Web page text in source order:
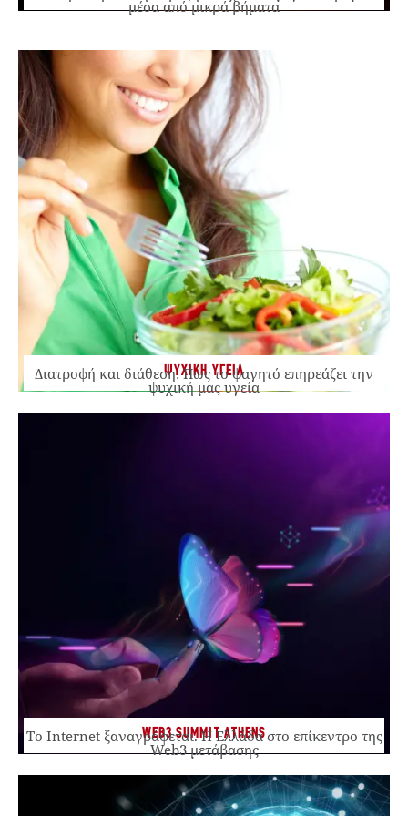
μέσα από μικρά βήματα
ΨΥΧΙΚΗ ΥΓΕΙΑ
Διατροφή και διάθεση: Πώς το φαγητό επηρεάζει την
ψυχική μας υγεία
WEB3 SUMMIT ATHENS
Το Internet ξαναγράφεται. Η Ελλάδα στο επίκεντρο της
Web3 μετάβασης